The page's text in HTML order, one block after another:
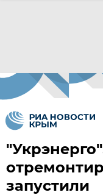
запустили